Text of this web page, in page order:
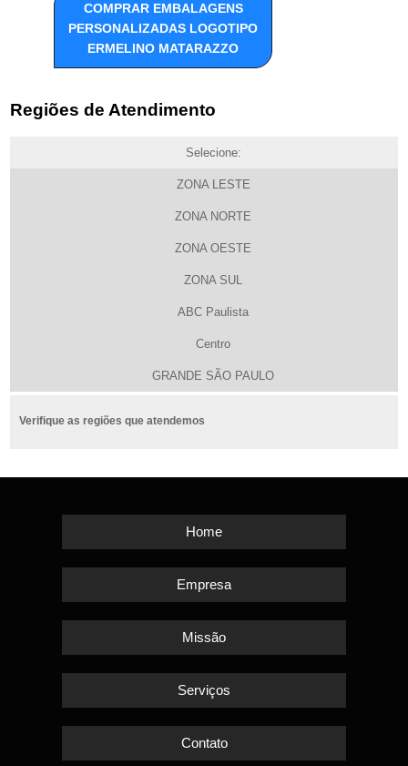
COMPRAR EMBALAGENS
PERSONALIZADAS LOGOTIPO
ERMELINO MATARAZZO
Regiões de Atendimento
Selecione:
ZONA LESTE
ZONA NORTE
ZONA OESTE
ZONA SUL
ABC Paulista
Centro
GRANDE SÃO PAULO
Verifique as regiões que atendemos
Home
Empresa
Missão
Serviços
Contato